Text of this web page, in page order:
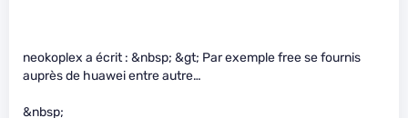
neokoplex a écrit : &nbsp; &gt; Par exemple free se fournis
auprès de huawei entre autre…
&nbsp;